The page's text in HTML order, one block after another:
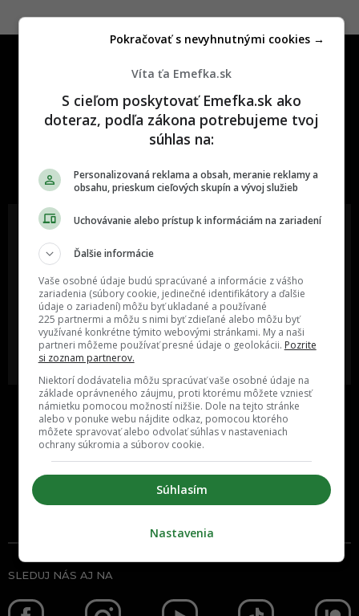
One time najzábavnejšie miesto na
najzabávnejšie miesto na svete
Oslov reklamou viac ako milión
ľudí v rôznych vekových
kategóriách a na rôznych
sociálnych sieťach a nakopni svoj
biznis alebo produkt.
MÁM ZÁUJEM O
SPOLUPRÁCU
poznáš niekoho, o kom by sme
mali určite napísať?
POŠLI NÁM TIP NA ČLÁNOK
Inzercia Cenník
SLEDUJ NÁS AJ NA
Víta ťa Emefka.sk
S cieľom poskytovať Emefka.sk ako
doteraz, podľa zákona potrebujeme tvoj
súhlas na:
Personalizovaná reklama a obsah, meranie reklamy a
obsahu, prieskum cieľových skupín a vývoj služieb
Uchovávanie alebo prístup k informáciám na zariadení
Ďalšie informácie
Vaše osobné údaje budú spracúvané a informácie z vášho
zariadenia (súbory cookie, jedinečné identifikátory a ďalšie
údaje o zariadení) môžu byť ukladané a používané
225 partnermi a môžu s nimi byť zdieľané alebo môžu byť
využívané konkrétne týmito webovými stránkami. My a naši
partneri môžeme používať presné údaje o geolokácii. Pozrite
si zoznam partnerov.
Niektorí dodávatelia môžu spracúvať vaše osobné údaje na
základe oprávneného záujmu, proti ktorému môžete vzniesť
námietku pomocou možností nižšie. Dole na tejto stránke
alebo v ponuke webu nájdite odkaz, pomocou ktorého
môžete spravovať alebo odvolať súhlas v nastaveniach
ochrany súkromia a súborov cookie.
Súhlasím
Pokračovať s nevyhnutnými cookies →
Nastavenia